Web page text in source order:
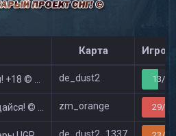
Карта
© Public de_dust2 13/32
Show zm_orange 29/32